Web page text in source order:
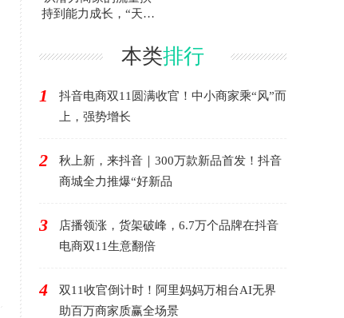
持到能力成长，“天猫
本类排行
1
抖音电商双11圆满收官！中小商家乘“风”而
上，强势增长
2
秋上新，来抖音｜300万款新品首发！抖音
商城全力推爆“好新品
3
店播领涨，货架破峰，6.7万个品牌在抖音
电商双11生意翻倍
4
双11收官倒计时！阿里妈妈万相台AI无界
助百万商家质赢全场景